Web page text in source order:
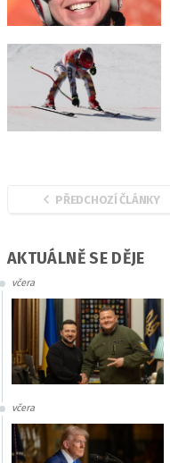
PŘEDCHOZÍ ČLÁNKY
AKTUÁLNĚ SE DĚJE
včera
včera